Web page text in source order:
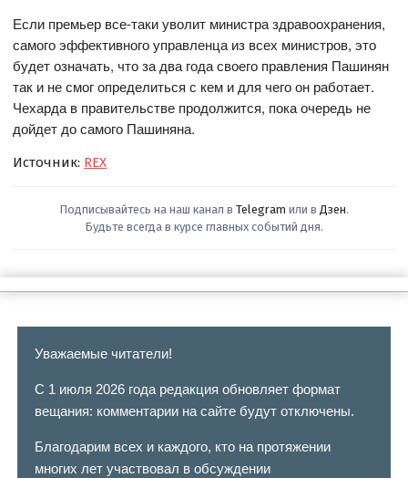
Если премьер все-таки уволит министра здравоохранения,
самого эффективного управленца из всех министров, это
будет означать, что за два года своего правления Пашинян
так и не смог определиться с кем и для чего он работает.
Чехарда в правительстве продолжится, пока очередь не
дойдет до самого Пашиняна.
Источник: REX
Подписывайтесь на наш канал в Telegram или в Дзен.
Будьте всегда в курсе главных событий дня.
Уважаемые читатели!
С 1 июля 2026 года редакция обновляет формат
вещания: комментарии на сайте будут отключены.
Благодарим всех и каждого, кто на протяжении
многих лет участвовал в обсуждении